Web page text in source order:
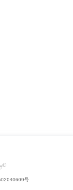
®
号